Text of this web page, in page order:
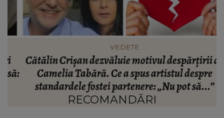
VEDETE
Cătălin Crișan dezvăluie motivul despărțirii de
Camelia Tabără. Ce a spus artistul despre
standardele fostei partenere: „Nu pot să...”
RECOMANDĂRI